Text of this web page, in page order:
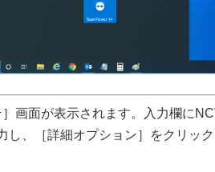
画面が表示されます。入力欄に
し、［詳細オプション］をクリッ